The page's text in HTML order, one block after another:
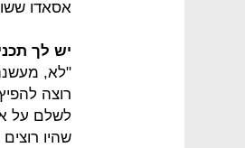
אסאדו
יש לך
"לא,
רוצה
לשלם על
שהיו